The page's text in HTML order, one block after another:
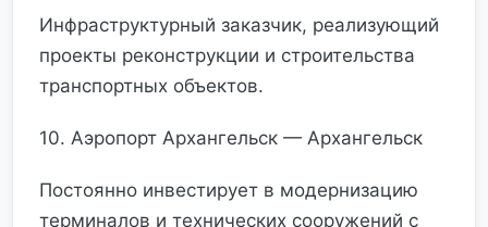
Инфраструктурный заказчик, реализующий
проекты реконструкции и строительства
транспортных объектов.
10. Аэропорт Архангельск — Архангельск
Постоянно инвестирует в модернизацию
терминалов и технических сооружений с